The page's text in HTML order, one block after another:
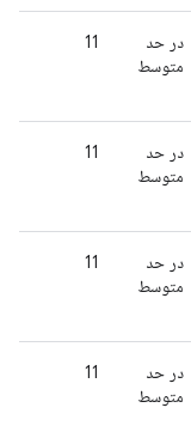
در حد
متوسط
11
در حد
متوسط
11
در حد
متوسط
11
در حد
متوسط
11